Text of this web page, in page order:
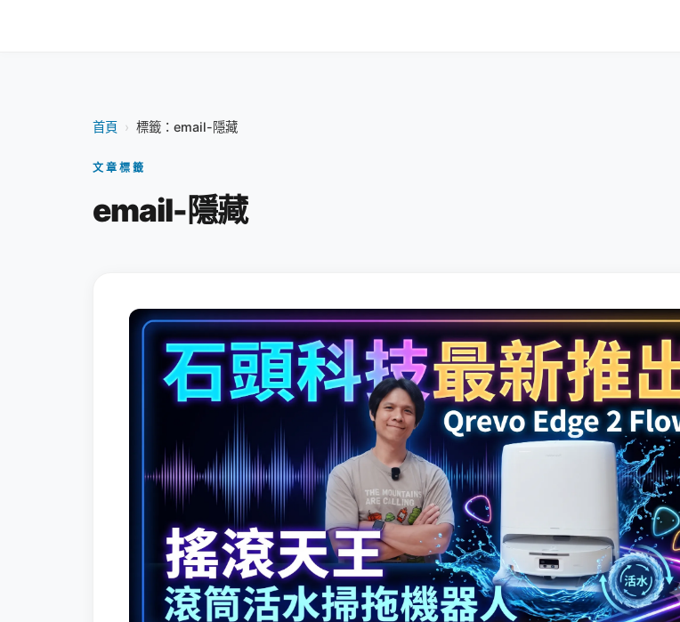
首頁 › 標籤：email-隱藏
文章標籤
email-隱藏